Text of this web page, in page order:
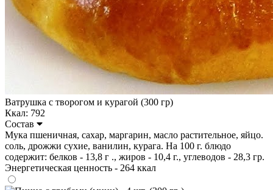
Ватрушка с творогом и курагой (300 гр)
Ккал: 792
Состав
Мука пшеничная, сахар, маргарин, масло растительное, яйцо.
соль, дрожжи сухие, ванилин, курага. На 100 г. блюдо
содержит: белков - 13,8 г ., жиров - 10,4 г., углеводов - 28,3 гр.
Энергетическая ценность - 264 ккал